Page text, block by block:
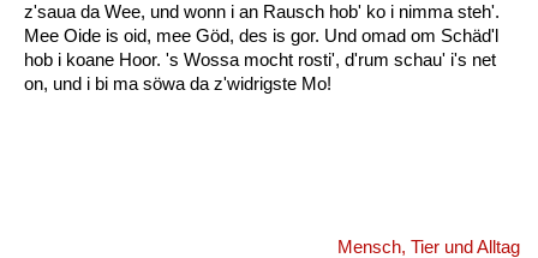
z'saua da Wee, und wonn i an Rausch hob' ko i nimma steh'.
Mee Oide is oid, mee Göd, des is gor. Und omad om Schäd'l
hob i koane Hoor. 's Wossa mocht rosti', d'rum schau' i's net
on, und i bi ma söwa da z'widrigste Mo!
Mensch, Tier und Alltag